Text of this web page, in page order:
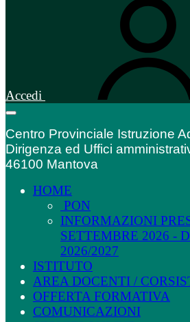
Accedi
Centro Provinciale Istruzione
Dirigenza ed Uffici
46100 Mantova
HOME
PON
INFORMAZIONI
SETTEMBRE 2026 -
2026/2027
ISTITUTO
AREA DOCENTI /
OFFERTA FORMATIVA
COMUNICAZIONI